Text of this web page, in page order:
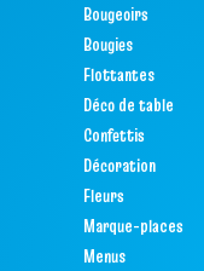
Bougeoirs
Bougies
Flottantes
Déco de table
Confettis
Décoration
Fleurs
Marque-places
Menus